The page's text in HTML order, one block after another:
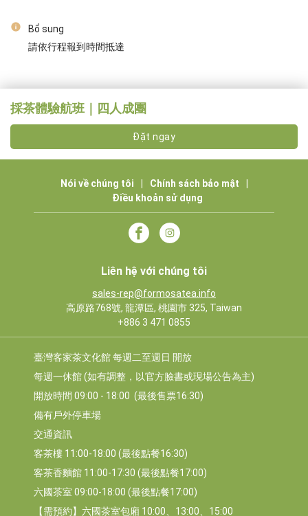
Bổ sung
請依行程報到時間抵達
採茶體驗航班｜四人成團
Đặt ngay
Nói về chúng tôi Chính sách bảo mật
Điều khoản sử dụng
Liên hệ với chúng tôi
sales-rep@formosatea.info
高原路768號, 龍潭區, 桃園市 325, Taiwan
+886 3 471 0855
臺灣客家茶文化館 每週二至週日 開放
每週一休館 (如有調整，以官方臉書或現場公告為主)
開放時間 09:00 - 18:00  (最後售票16:30)
備有戶外停車場
交通資訊
客茶樓 11:00-18:00 (最後點餐16:30)
客茶香麵館 11:00-17:30 (最後點餐17:00)
六國茶室 09:00-18:00 (最後點餐17:00)
【需預約】六國茶室包廂 10:00、13:00、15:00